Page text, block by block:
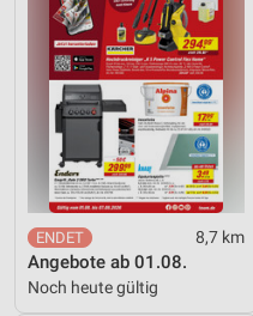
8,7 km
Angebote ab 01.08.
Noch heute gültig
Notwendig
Performance
Funktional
Werbung